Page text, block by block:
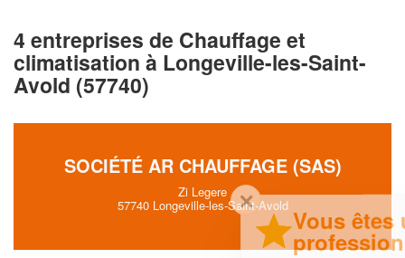
4 entreprises de Chauffage et
climatisation à Longeville-les-Saint-
Avold (57740)
SOCIÉTÉ AR CHAUFFAGE (SAS)
Zi Legere
57740 Longeville-les-Saint-Avold
Vous êtes un
professionnel ?